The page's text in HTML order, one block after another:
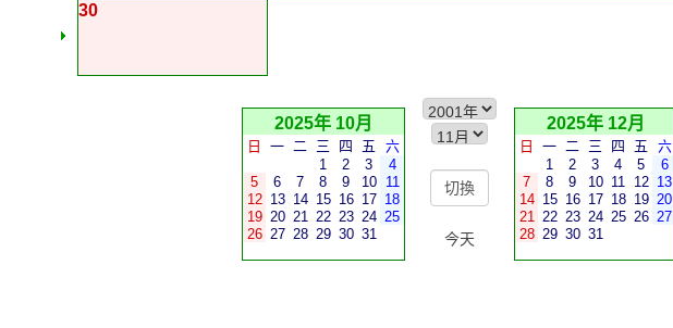
30
2025年 10月
日 一 二 三 四 五
六
1
2 3
4
5
6 7 8 9 10
11
12 13 14 15 16 17 18
19 20 21 22 23 24 25
26 27 28 29 30 31 今天
2025年 12月
日 一 二 三 四 五
六
1
2 3 4 5
6
7
8 9 10 11 12 13
14 15 16 17 18 19 20
21 22 23 24 25 26 27
28 29 30 31